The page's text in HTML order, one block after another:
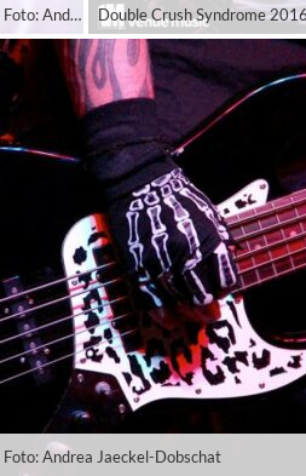
Double Crush Syndrome 2016 – Foto: Andrea Jaeckel-Dobschat
Andrea Jaeckel-Dobschat